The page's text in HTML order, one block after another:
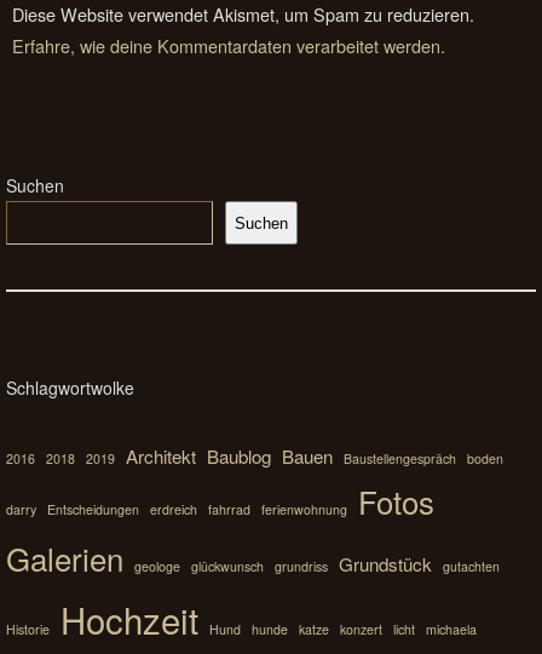
Diese Website verwendet Akismet, um Spam zu reduzieren.
Erfahre, wie deine Kommentardaten verarbeitet werden.
Suchen
Suchen
Schlagwortwolke
2016 2018 2019 Architekt Baublog Bauen Baustellengespräch boden
darry Entscheidungen erdreich fahrrad ferienwohnung
Fotos
Galerien
geologe glückwunsch grundriss Grundstück gutachten
Historie Hochzeit Hund hunde katze konzert licht michaela